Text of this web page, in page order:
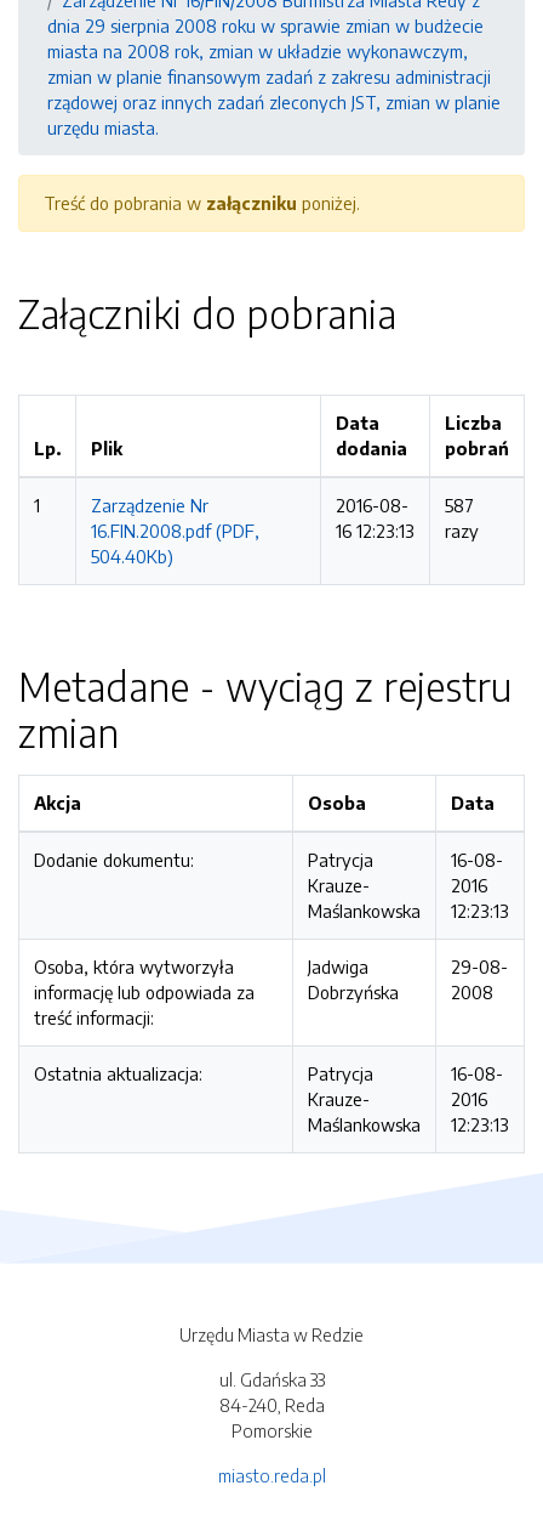
dnia 29 sierpnia 2008 roku w sprawie zmian w budżecie
miasta na 2008 rok, zmian w układzie wykonawczym,
zmian w planie finansowym zadań z zakresu administracji
rządowej oraz innych zadań zleconych JST, zmian w planie
urzędu miasta.
Treść do pobrania w załączniku poniżej.
Załączniki do pobrania
Lp. Plik
Data
dodania
Liczba
pobrań
1
Zarządzenie Nr
16.FIN.2008.pdf (PDF,
504.40Kb)
2016-08-
16 12:23:13
587
razy
Metadane - wyciąg z rejestru
zmian
Akcja Osoba Data
Dodanie dokumentu:
Patrycja
Krauze-
Maślankowska
16-08-
2016
12:23:13
Osoba, która wytworzyła
informację lub odpowiada za
treść informacji:
Jadwiga
Dobrzyńska
29-08-
2008
Ostatnia aktualizacja:
Patrycja
Krauze-
Maślankowska
16-08-
2016
12:23:13
Urzędu Miasta w Redzie
ul. Gdańska 33
84-240, Reda
Pomorskie
miasto.reda.pl